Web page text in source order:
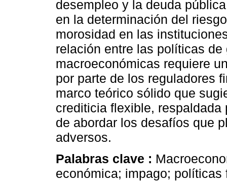
desempleo y la deuda
en la determinación del
morosidad en las
relación entre las políticas
macroeconómicas requiere
por parte de los reguladores
marco teórico sólido que
crediticia flexible,
de abordar los desafíos que
adversos.
Palabras clave :
económica; impago; políticas